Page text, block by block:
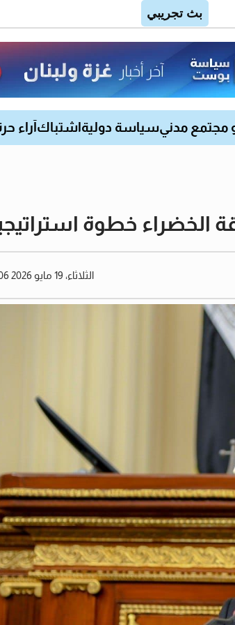
مجتمع مدنيسياسة دولية اشتباك آراء
خطوة
الثلاثاء، 19 مايو 2026 01:06 مساءً